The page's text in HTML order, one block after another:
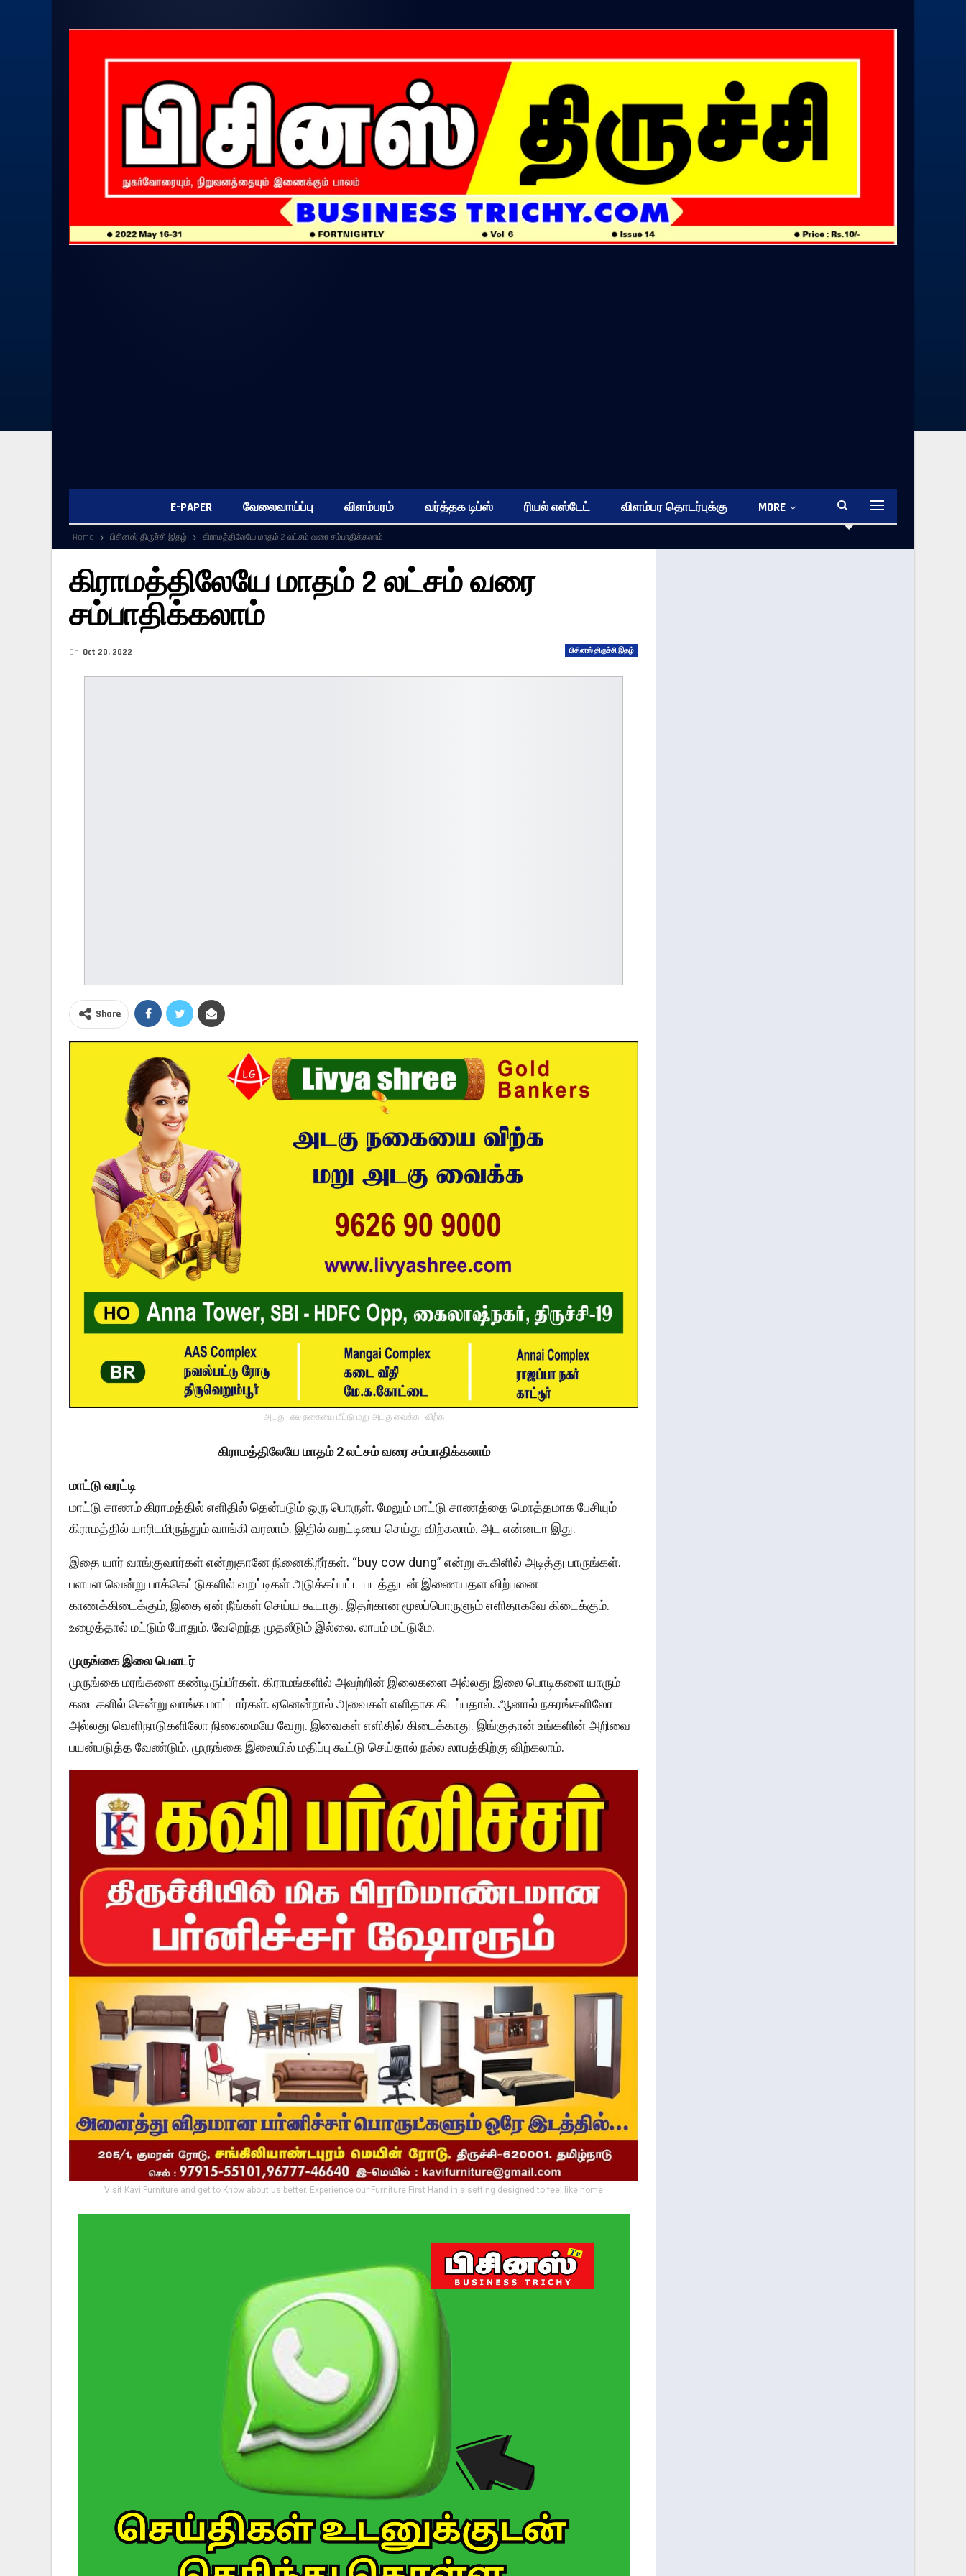
E-PAPER வேலைவாய்ப்பு விளம்பரம் வர்த்தக டிப்ஸ் ரியல் எஸ்டேட் விளம்பர தொடர்புக்கு MORE
Home பிசினஸ் திருச்சி இதழ் கிராமத்திலேயே மாதம் 2 லட்சம் வரை சம்பாதிக்கலாம்
கிராமத்திலேயே மாதம் 2 லட்சம் வரை
சம்பாதிக்கலாம்
பிசினஸ் திருச்சி இதழ்
On Oct 20, 2022
Share
அடகு - ஏல நகையை மீட்டு மறு அடகு வைக்க - விற்க
கிராமத்திலேயே மாதம் 2 லட்சம் வரை சம்பாதிக்கலாம்
மாட்டு வரட்டி
மாட்டு சாணம் கிராமத்தில் எளிதில் தென்படும் ஒரு பொருள். மேலும் மாட்டு சாணத்தை மொத்தமாக பேசியும்
கிராமத்தில் யாரிடமிருந்தும் வாங்கி வரலாம். இதில் வறட்டியை செய்து விற்கலாம். அட என்னடா இது.
இதை யார் வாங்குவார்கள் என்றுதானே நினைகிறீர்கள். “buy cow dung” என்று கூகிளில் அடித்து பாருங்கள்.
பளபள வென்று பாக்கெட்டுகளில் வறட்டிகள் அடுக்கப்பட்ட படத்துடன் இணையதள விற்பனை
காணக்கிடைக்கும், இதை ஏன் நீங்கள் செய்ய கூடாது. இதற்கான மூலப்பொருளும் எளிதாகவே கிடைக்கும்.
உழைத்தால் மட்டும் போதும். வேறெந்த முதலீடும் இல்லை. லாபம் மட்டுமே.
முருங்கை இலை பௌடர்
முருங்கை மரங்களை கண்டிருப்பீர்கள். கிராமங்களில் அவற்றின் இலைகளை அல்லது இலை பொடிகளை யாரும்
கடைகளில் சென்று வாங்க மாட்டார்கள். ஏனென்றால் அவைகள் எளிதாக கிடப்பதால். ஆனால் நகரங்களிலோ
அல்லது வெளிநாடுகளிலோ நிலைமையே வேறு. இவைகள் எளிதில் கிடைக்காது. இங்குதான் உங்களின் அறிவை
பயன்படுத்த வேண்டும். முருங்கை இலையில் மதிப்பு கூட்டு செய்தால் நல்ல லாபத்திற்கு விற்கலாம்.
Visit Kavi Furniture and get to Know about us better. Experience our Furniture First Hand in a setting designed to feel like home